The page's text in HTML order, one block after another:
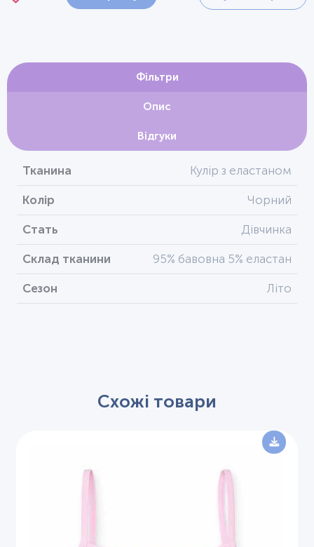
Фільтри
Опис
Відгуки
Тканина Кулір з еластаном
Колір Чорний
Стать Дівчинка
Склад тканини 95% бавовна 5% еластан
Сезон Літо
Схожі товари